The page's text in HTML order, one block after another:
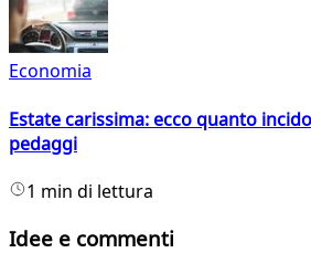
Economia
Estate carissima: ecco quanto
pedaggi
1 min di lettura
Idee e commenti